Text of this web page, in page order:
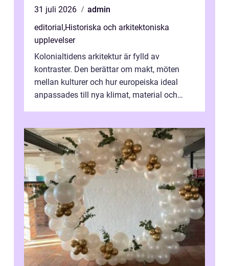
31 juli 2026
admin
editorial ,Historiska och arkitektoniska
upplevelser
Kolonialtidens arkitektur är fylld av
kontraster. Den berättar om makt, möten
mellan kulturer och hur europeiska ideal
anpassades till nya klimat, material och